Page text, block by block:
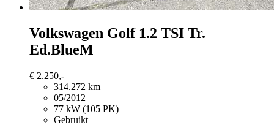
Volkswagen Golf 1.2 TSI Tr.
Ed.BlueM
€ 2.250,-
314.272 km
05/2012
77 kW (105 PK)
Gebruikt